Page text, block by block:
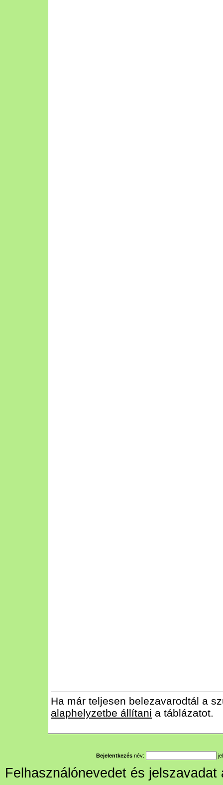
Ha már teljesen belezavarodtál a
alaphelyzetbe állítani a táblázatot.
Bejelentkezés név:
Felhasználónevedet és